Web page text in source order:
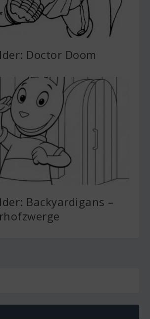
Doctor Doom
Backyardigans –